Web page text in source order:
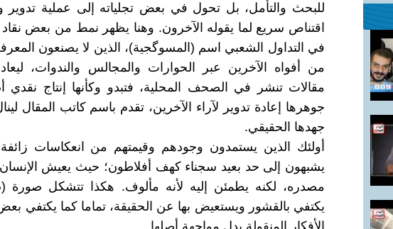
للبحث والتأمل، بل تحول في بعض تجلياته إلى عملية
اقتناص سريع لما يقوله الآخرون. وهنا يظهر نمط من بعض
في التداول الشعبي اسم (المسوگجية)، الذين لا يصنعون
من أفواه الآخرين عبر الحوارات والمجالس والندوات،
مقالات تنشر في الصحف المحلية، فتبدو وكأنها إنتاج
جوهرها إعادة تدوير لآراء الآخرين، تقدم باسم كاتب المقال
جهدها الحقيقي.
أولئك الذين يستمدون وجودهم وقيمتهم من انعكاسات
يشبهون إلى حد بعيد سجناء كهف أفلاطون؛ حيث يعيش
مصدره، لكنه يطمئن إليه لأنه مألوف. هكذا تتشكل
يكتفي بالقشور ويستعيض بها عن الحقيقة، تماما كما يكتفي
الأفكار المنقولة بدل مواجهة أصلها.